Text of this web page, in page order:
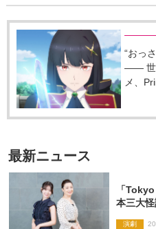
“おっ
―― 世
メ、
最新ニュース
「
本三大
演劇